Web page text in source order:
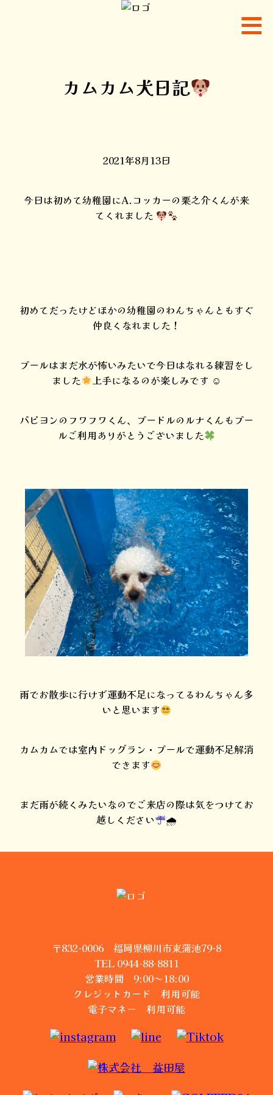
カムカム犬日記
2021年8月13日
今日は初めて幼稚園にA.コッカーの栗之介くんが来
てくれました
初めてだったけどほかの幼稚園のわんちゃんともすぐ
仲良くなれました！
プールはまだ水が怖いみたいで今日はなれる練習をし
ました
上手になるのが楽しみです ☺︎
パピヨンのフワフワくん、プードルのルナくんもプー
ルご利用ありがとうございました
雨でお散歩に行けず運動不足になってるわんちゃん多
いと思います
カムカムでは室内ドッグラン・プールで運動不足解消
できます
まだ雨が続くみたいなのでご来店の際は気をつけてお
越しください
🌧
〒832-0006 福岡県柳川市東蒲池79-8
TEL 0944-88-8811
営業時間 9:00～18:00
クレジットカード 利用可能
電子マネー 利用可能